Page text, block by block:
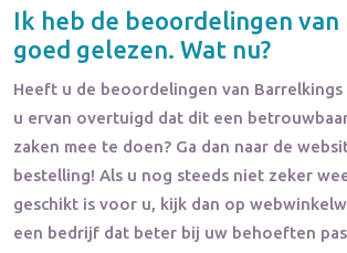
Ik heb de beoordelingen van
goed gelezen. Wat nu?
Heeft u de beoordelingen van Barrelkings
u ervan overtuigd dat dit een
zaken mee te doen? Ga dan naar de
bestelling! Als u nog steeds niet zeker
geschikt is voor u, kijk dan op
een bedrijf dat beter bij uw behoeften